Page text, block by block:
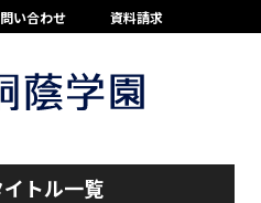
い合わせ 資料請求
トル一覧